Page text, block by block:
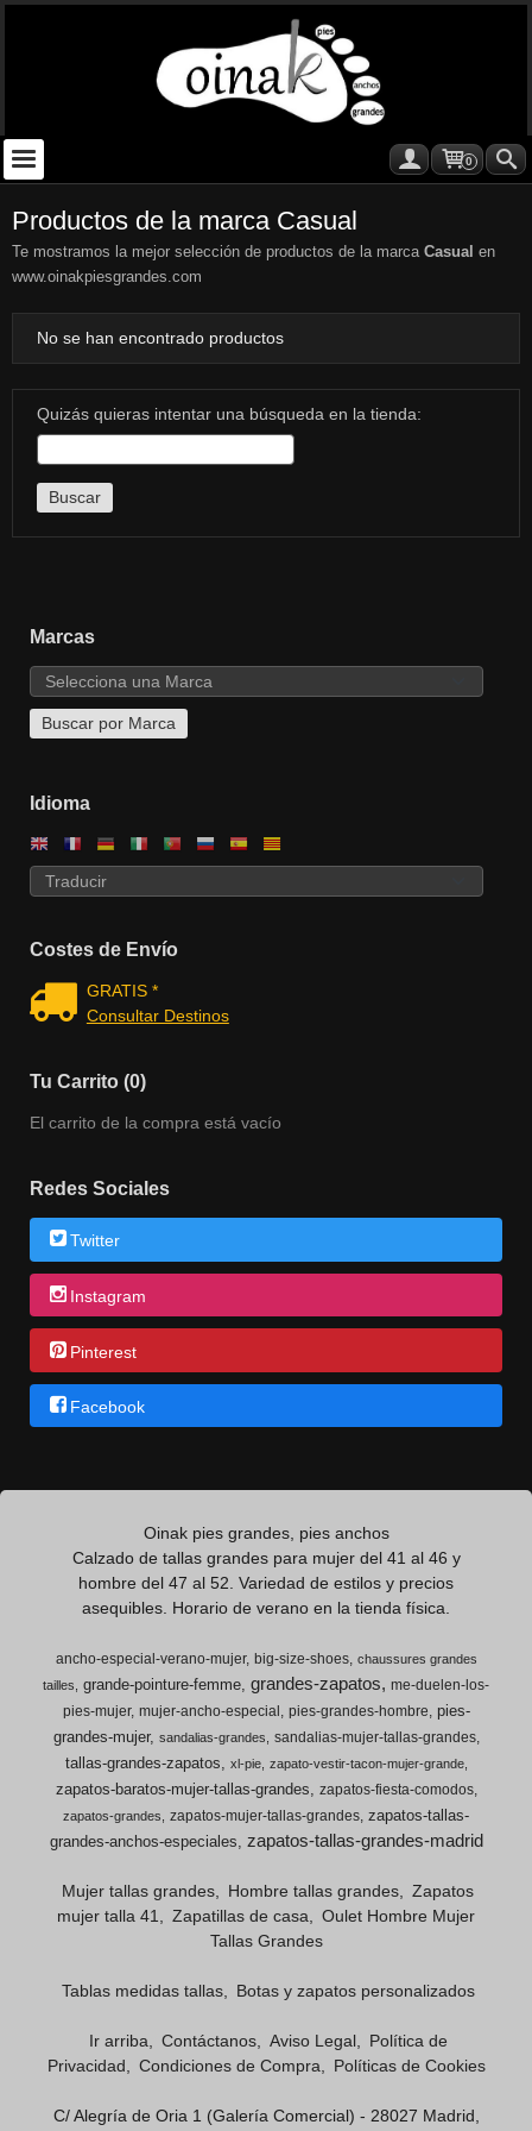
0
Marcas
Idioma
Costes de Envío
GRATIS *
Consultar Destinos
Tu Carrito (0)
El carrito de la compra está vacío
Redes Sociales
Twitter
Instagram
Pinterest
Facebook
Productos de la marca Casual
Te mostramos la mejor selección de productos de la marca Casual en
www.oinakpiesgrandes.com
No se han encontrado productos
Quizás quieras intentar una búsqueda en la tienda:
Oinak pies grandes, pies anchos
Calzado de tallas grandes para mujer del 41 al 46 y
hombre del 47 al 52. Variedad de estilos y precios
asequibles. Horario de verano en la tienda física.
ancho-especial-verano-mujer big-size-shoes
chaussures grandes
tailles
grande-pointure-femme grandes-zapatos
me-duelen-los-
pies-mujer mujer-ancho-especial pies-grandes-hombre pies-
grandes-mujer
sandalias-grandes sandalias-mujer-tallas-grandes
tallas-grandes-zapatos xl-pie zapato-vestir-tacon-mujer-grande
zapatos-baratos-mujer-tallas-grandes zapatos-fiesta-comodos
zapatos-grandes zapatos-mujer-tallas-grandes zapatos-tallas-
grandes-anchos-especiales zapatos-tallas-grandes-madrid
Mujer tallas grandes Hombre tallas grandes
Zapatos
mujer talla 41
Zapatillas de casa
Oulet Hombre Mujer
Tallas Grandes
Tablas medidas tallas Botas y zapatos personalizados
Ir arriba Contáctanos Aviso Legal
Política de
Privacidad
Condiciones de Compra Políticas de Cookies
C/ Alegría de Oria 1 (Galería Comercial) - 28027 Madrid,